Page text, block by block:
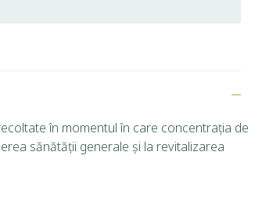
în momentul în care concentrația de
sănătății generale și la revitalizarea